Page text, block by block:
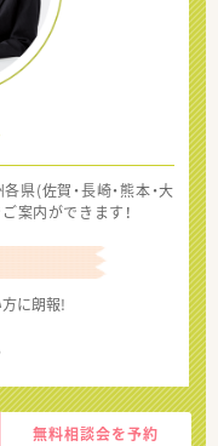
県(佐賀・長崎・熊本・大
案内ができます！
に朗報!
無料相談会を予約